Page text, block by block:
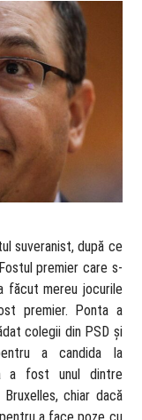
suveranist, după ce
premier care s-
făcut mereu jocurile
premier. Ponta a
colegii din PSD și
a candida la
a fost unul dintre
chiar dacă